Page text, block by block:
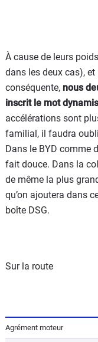
À cause de leurs
dans les deux cas),
conséquente, nous
inscrit le mot
accélérations sont
familial, il faudra
Dans le BYD comme
fait douce. Dans la
de même la plus
qu’on ajoutera dans
boîte DSG.
Sur la route
Agrément moteur